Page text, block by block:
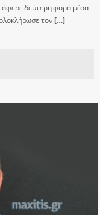
δεύτερη φορά μέσα
τον[…]